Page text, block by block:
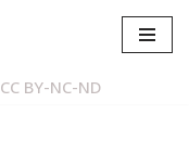
CC BY-NC-ND